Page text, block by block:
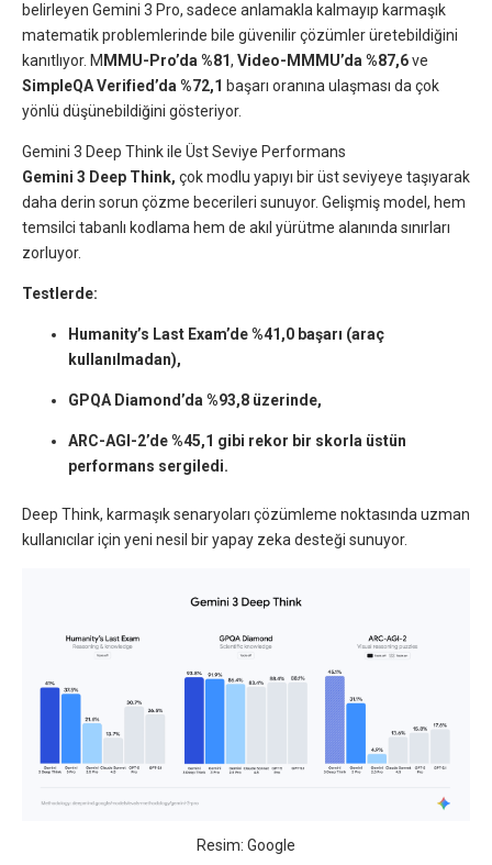
belirleyen Gemini 3 Pro, sadece anlamakla kalmayıp karmaşık
matematik problemlerinde bile güvenilir çözümler üretebildiğini
kanıtlıyor. M MMU-Pro’da %81, Video-MMMU’da %87,6ve
SimpleQA Verified’da %72,1 başarı oranına ulaşması da çok
yönlü düşünebildiğini gösteriyor.
Gemini 3 Deep Think ile Üst Seviye Performans
Gemini 3 Deep Think, çok modlu yapıyı bir üst seviyeye taşıyarak
daha derin sorun çözme becerileri sunuyor. Gelişmiş model, hem
temsilci tabanlı kodlama hem de akıl yürütme alanında sınırları
zorluyor.
Testlerde:
Humanity’s Last Exam’de %41,0 başarı (araç
kullanılmadan),
GPQA Diamond’da %93,8 üzerinde,
ARC-AGI-2’de %45,1 gibi rekor bir skorla üstün
performans sergiledi.
Deep Think, karmaşık senaryoları çözümleme noktasında uzman
kullanıcılar için yeni nesil bir yapay zeka desteği sunuyor.
Resim: Google